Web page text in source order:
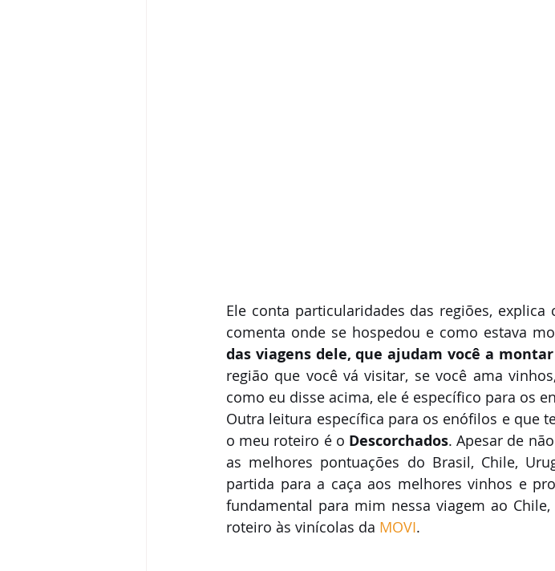
Ele conta particularidades das regiões,
comenta onde se hospedou e como estava
das viagens dele, que ajudam você a
região que você vá visitar, se você ama
como eu disse acima, ele é específico para os
Outra leitura específica para os enófilos e que
o meu roteiro é o Descorchados. Apesar de
as melhores pontuações do Brasil, Chile,
partida para a caça aos melhores vinhos e
fundamental para mim nessa viagem ao
roteiro às vinícolas da MOVI.